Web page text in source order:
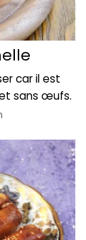
car il est
sans œufs.